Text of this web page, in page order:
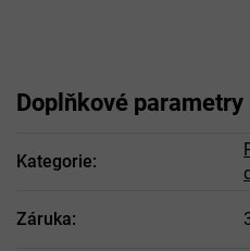
Doplňkové parametry
Kategorie:
Záruka: